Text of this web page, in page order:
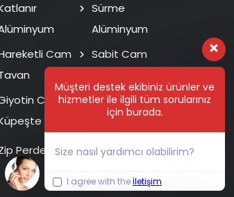
Sürme
Alüminyum
Cam
Sabit Cam
Cam
Isı Cam Sürme
Perde
Müşteri destek ekibiniz ürünler ve
hizmetler ile ilgili tüm sorularınız
için burada.
Size nasıl yardımcı olabilirim?
I agree with the İletişim